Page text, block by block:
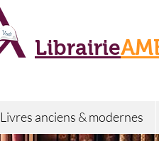
Librairie
Livres anciens & modernes